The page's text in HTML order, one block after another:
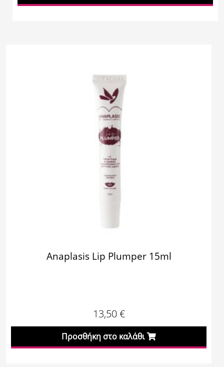
Anaplasis Lip Plumper 15ml
13,50€
Προσθήκη στο καλάθι